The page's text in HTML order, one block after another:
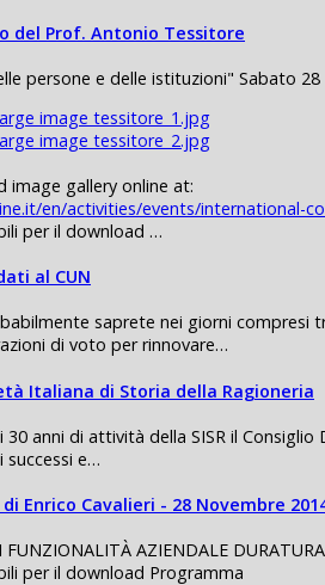
del Prof. Antonio Tessitore
persone e delle istituzioni" Sabato
image gallery online at:
en/activities/events/international-
per il download …
al CUN
saprete nei giorni compresi
di voto per rinnovare…
Italiana di Storia della Ragioneria
30 anni di attività della SISR il
e…
Enrico Cavalieri - 28 Novembre
FUNZIONALITÀ AZIENDALE
per il download Programma